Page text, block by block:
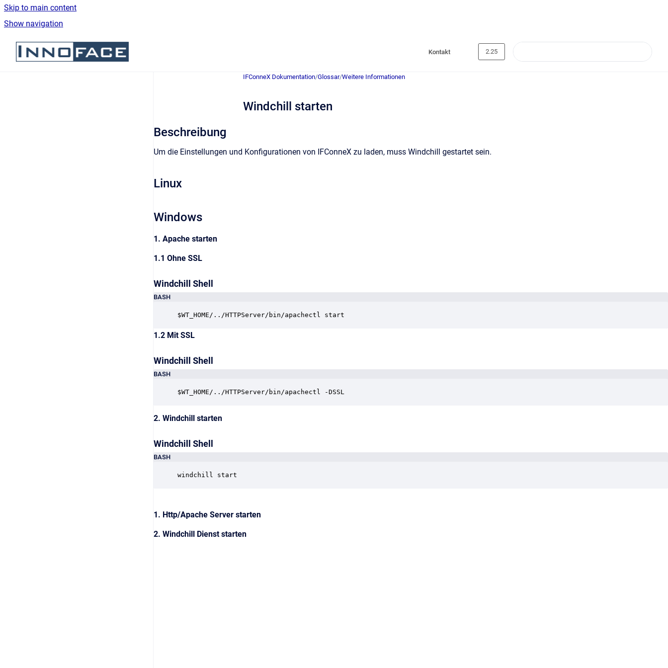
Skip to main content
Show navigation
Go to homepage
Kontakt 2.25
IFConneX Dokumentation/Glossar/Weitere Informationen
Windchill starten
Beschreibung
Um die Einstellungen und Konfigurationen von IFConneX zu laden, muss Windchill gestartet sein.
Linux
Windows
1. Apache starten
1.1 Ohne SSL
Windchill Shell
BASH
$WT_HOME/../HTTPServer/bin/apachectl start
1.2 Mit SSL
Windchill Shell
BASH
$WT_HOME/../HTTPServer/bin/apachectl -DSSL
2. Windchill starten
Windchill Shell
BASH
windchill start
1. Http/Apache Server starten
2. Windchill Dienst starten